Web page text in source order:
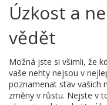
Úzkost a
vědět
Možná jste si všimli, že
vaše nehty nejsou v
poznamenat stav vašich
změny v růstu. Nejste v